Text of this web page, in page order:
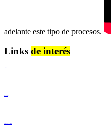
adelante este tipo de procesos.
Links de interés